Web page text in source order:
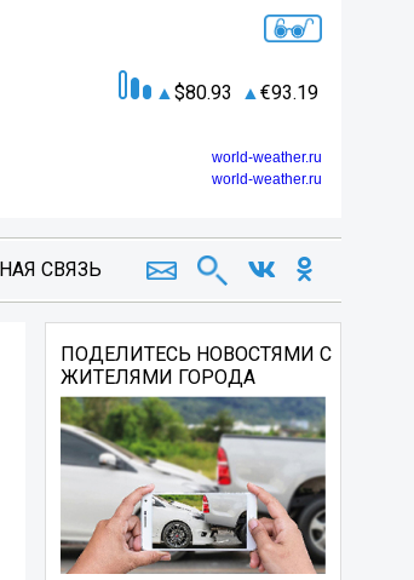
80.93 93.19
world-weather.ru
world-weather.ru
СВЯЗЬ
ПОДЕЛИТЕСЬ НОВОСТЯМИ С
ЖИТЕЛЯМИ ГОРОДА